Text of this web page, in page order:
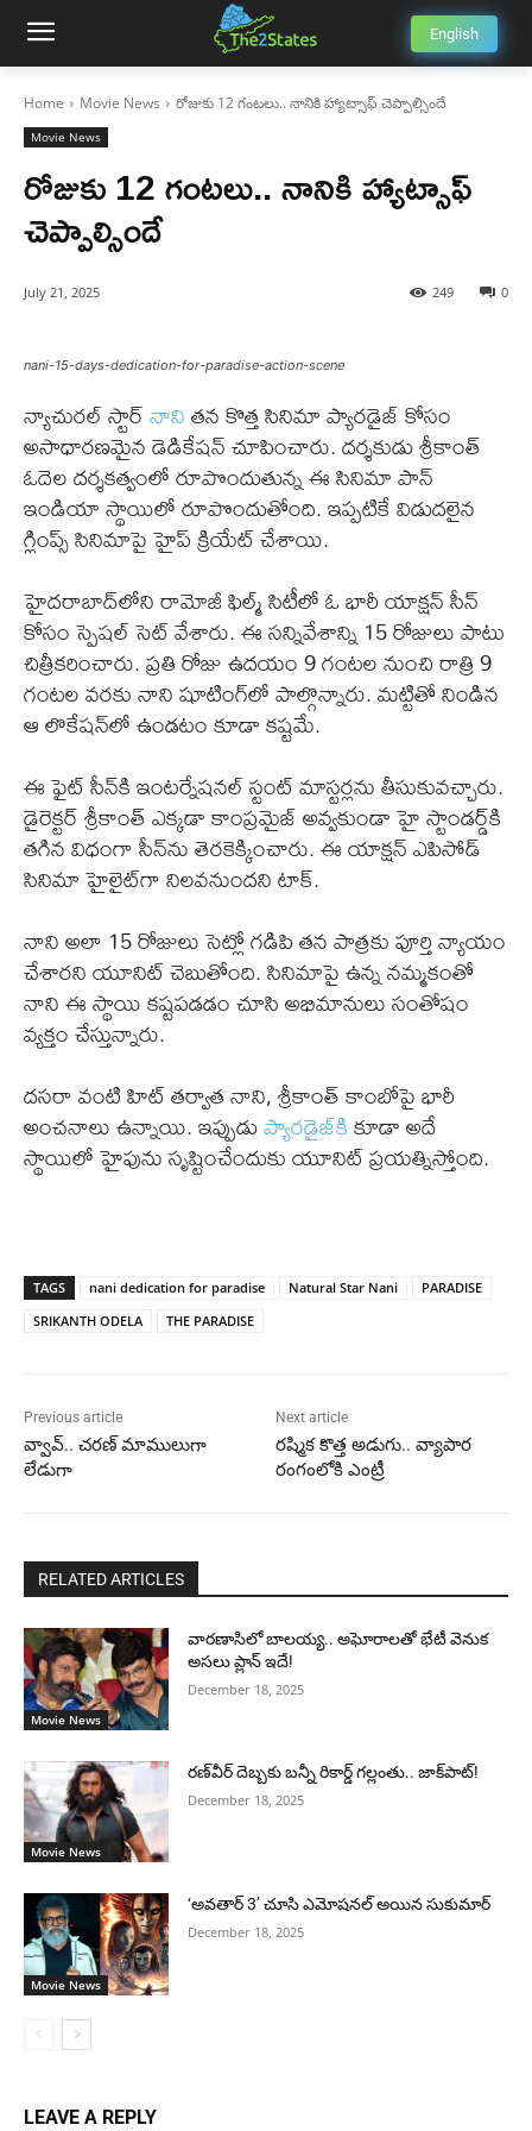
English
Home Movie News రోజుకు 12 గంటలు.. నానికి హ్యాట్సాఫ్ చెప్పాల్సిందే
Movie News
రోజుకు 12 గంటలు.. నానికి హ్యాట్సాఫ్
చెప్పాల్సిందే
July 21, 2025 0
249
nani-15-days-dedication-for-paradise-action-scene
న్యాచురల్ స్టార్నానితన కొత్త సినిమా ప్యారడైజ్ కోసం
అసాధారణమైన డెడికేషన్ చూపించారు. దర్శకుడు శ్రీకాంత్
ఓదెల దర్శకత్వంలో రూపొందుతున్న ఈ సినిమా పాన్
ఇండియా స్థాయిలో రూపొందుతోంది. ఇప్పటికే విడుదలైన
గ్లింప్స్ సినిమాపై హైప్ క్రియేట్ చేశాయి.
హైదరాబాద్‌లోని రామోజీ ఫిల్మ్ సిటీలో ఓ భారీ యాక్షన్ సీన్
కోసం స్పెషల్ సెట్ వేశారు. ఈ సన్నివేశాన్ని 15 రోజులు పాటు
చిత్రీకరించారు. ప్రతి రోజు ఉదయం 9 గంటల నుంచి రాత్రి 9
గంటల వరకు నాని షూటింగ్‌లో పాల్గొన్నారు. మట్టితో నిండిన
ఆ లొకేషన్‌లో ఉండటం కూడా కష్టమే.
ఈ ఫైట్ సీన్‌కి ఇంటర్నేషనల్ స్టంట్ మాస్టర్లను తీసుకువచ్చారు.
డైరెక్టర్ శ్రీకాంత్ ఎక్కడా కాంప్రమైజ్ అవ్వకుండా హై స్టాండర్డ్‌కి
తగిన విధంగా సీన్‌ను తెరకెక్కించారు. ఈ యాక్షన్ ఎపిసోడ్
సినిమా హైలైట్‌గా నిలవనుందని టాక్.
నాని అలా 15 రోజులు సెట్లో గడిపి తన పాత్రకు పూర్తి న్యాయం
చేశారని యూనిట్ చెబుతోంది. సినిమాపై ఉన్న నమ్మకంతో
నాని ఈ స్థాయి కష్టపడడం చూసి అభిమానులు సంతోషం
వ్యక్తం చేస్తున్నారు.
దసరా వంటి హిట్ తర్వాత నాని, శ్రీకాంత్ కాంబోపై భారీ
అంచనాలు ఉన్నాయి. ఇప్పుడుప్యారడైజ్‌కికూడా అదే
స్థాయిలో హైపును సృష్టించేందుకు యూనిట్ ప్రయత్నిస్తోంది.
TAGS nani dedication for paradise Natural Star Nani
PARADISE
SRIKANTH ODELA
THE PARADISE
Previous article
వ్వావ్.. చరణ్ మాములుగా
లేడుగా
Next article
రష్మిక కొత్త అడుగు.. వ్యాపార
రంగంలోకి ఎంట్రీ
RELATED ARTICLES
Movie News
వారణాసిలో బాలయ్య.. అఘోరాలతో భేటీ వెనుక
అసలు ప్లాన్ ఇదే!
December 18, 2025
Movie News
రణ్‌వీర్ దెబ్బకు బన్నీ రికార్డ్ గల్లంతు.. జాక్‌పాట్!
December 18, 2025
Movie News
‘అవతార్ 3’ చూసి ఎమోషనల్ అయిన సుకుమార్
December 18, 2025
LEAVE A REPLY